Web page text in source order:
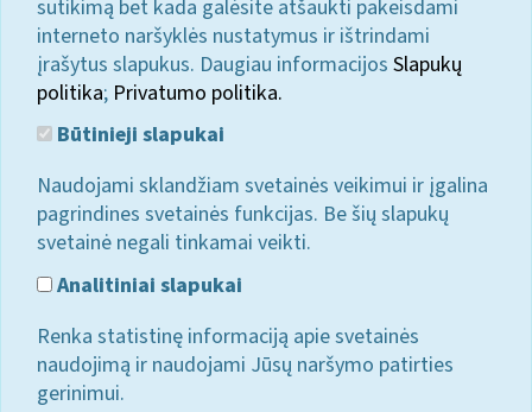
sutikimą bet kada galėsite atšaukti pakeisdami
interneto naršyklės nustatymus ir ištrindami
įrašytus slapukus. Daugiau informacijos Slapukų
politika; Privatumo politika.
Būtinieji slapukai
Naudojami sklandžiam svetainės veikimui ir įgalina
pagrindines svetainės funkcijas. Be šių slapukų
svetainė negali tinkamai veikti.
Analitiniai slapukai
Renka statistinę informaciją apie svetainės
naudojimą ir naudojami Jūsų naršymo patirties
gerinimui.